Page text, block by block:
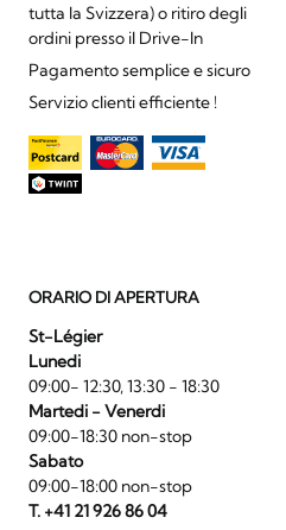
tutta la Svizzera) o ritiro degli
ordini presso il Drive-In
Pagamento semplice e sicuro
Servizio clienti efficiente !
ORARIO DI APERTURA
St-Légier
Lunedi
09:00- 12:30, 13:30 - 18:30
Martedi - Venerdi
09:00-18:30 non-stop
Sabato
09:00-18:00 non-stop
T. +41 21 926 86 04